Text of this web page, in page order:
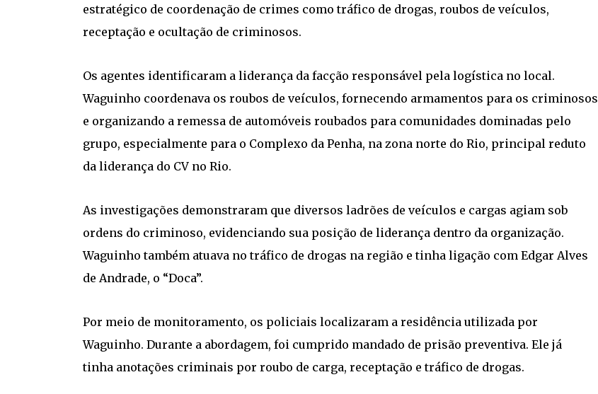
estratégico de coordenação de crimes como tráfico de drogas, roubos de veículos,
receptação e ocultação de criminosos.
Os agentes identificaram a liderança da facção responsável pela logística no local.
Waguinho coordenava os roubos de veículos, fornecendo armamentos para os criminosos
e organizando a remessa de automóveis roubados para comunidades dominadas pelo
grupo, especialmente para o Complexo da Penha, na zona norte do Rio, principal reduto
da liderança do CV no Rio.
As investigações demonstraram que diversos ladrões de veículos e cargas agiam sob
ordens do criminoso, evidenciando sua posição de liderança dentro da organização.
Waguinho também atuava no tráfico de drogas na região e tinha ligação com Edgar Alves
de Andrade, o “Doca”.
Por meio de monitoramento, os policiais localizaram a residência utilizada por
Waguinho. Durante a abordagem, foi cumprido mandado de prisão preventiva. Ele já
tinha anotações criminais por roubo de carga, receptação e tráfico de drogas.